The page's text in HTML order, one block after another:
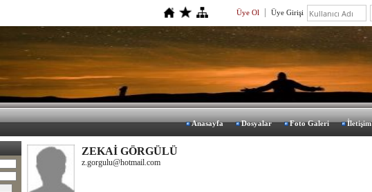
Üye Ol Üye Girişi
Anasayfa Dosyalar Foto Galeri İletişim
ZEKAİ GÖRGÜLÜ
z.gorgulu@hotmail.com